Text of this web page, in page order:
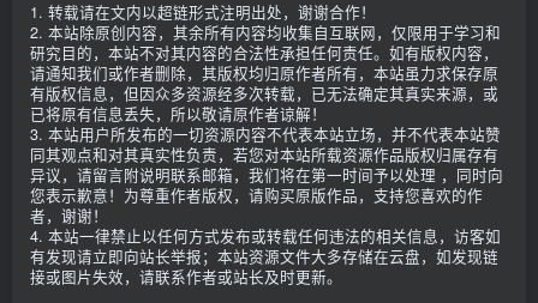
1. 转载请在文内以超链形式注明出处，谢谢合作！
2. 本站除原创内容，其余所有内容均收集自互联网，仅限用于学习和
研究目的，本站不对其内容的合法性承担任何责任。如有版权内容，
请通知我们或作者删除，其版权均归原作者所有，本站虽力求保存原
有版权信息，但因众多资源经多次转载，已无法确定其真实来源，或
已将原有信息丢失，所以敬请原作者谅解！
3. 本站用户所发布的一切资源内容不代表本站立场，并不代表本站赞
同其观点和对其真实性负责，若您对本站所载资源作品版权归属存有
异议，请留言附说明联系邮箱，我们将在第一时间予以处理 ，同时向
您表示歉意！为尊重作者版权，请购买原版作品，支持您喜欢的作
者，谢谢！
4. 本站一律禁止以任何方式发布或转载任何违法的相关信息，访客如
有发现请立即向站长举报；本站资源文件大多存储在云盘，如发现链
接或图片失效，请联系作者或站长及时更新。